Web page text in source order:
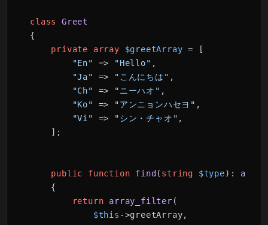
class
Greet
{
private
array $greetArray = [
"En"
=> "Hello" ,
"Ja"
=> "こんにちは" ,
"Ch"
=> "ニーハオ" ,
"Ko"
=> "アンニョンハセヨ" ,
"Vi"
=> "シン・チャオ" ,
];
public function find ( string $type): array
{
return
array_filter (
$this ->greetArray,